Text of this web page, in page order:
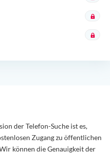
der Telefon-Suche ist es,
Zugang zu öffentlichen
können die Genauigkeit der